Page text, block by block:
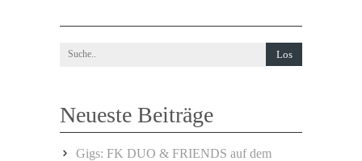
Neueste Beiträge
Gigs: FK DUO & FRIENDS auf dem